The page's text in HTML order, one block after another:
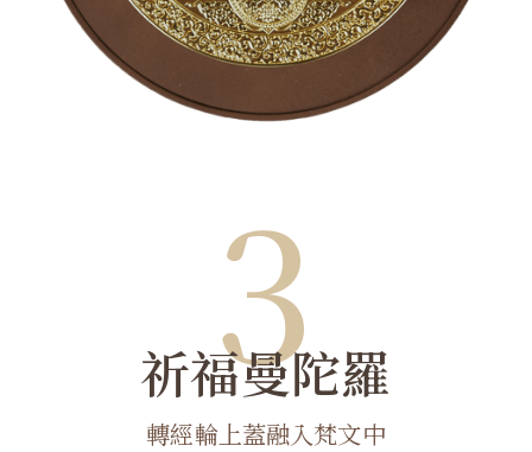
3
祈福曼陀羅
轉經輪上蓋融入梵文中